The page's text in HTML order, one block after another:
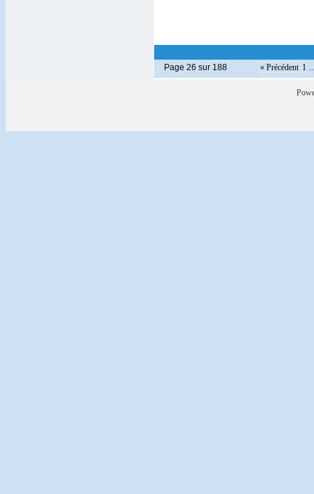
Page 26 sur 188 « Précédent 1